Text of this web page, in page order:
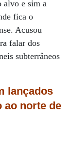
alvo e sim a
fica o
Acusou
falar dos
subterrâneos
lançados
ao norte de